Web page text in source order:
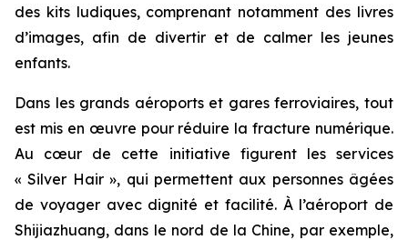
des kits ludiques, comprenant notamment des livres
d’images, afin de divertir et de calmer les jeunes
enfants.
Dans les grands aéroports et gares ferroviaires, tout
est mis en œuvre pour réduire la fracture numérique.
Au cœur de cette initiative figurent les services
« Silver Hair », qui permettent aux personnes âgées
de voyager avec dignité et facilité. À l’aéroport de
Shijiazhuang, dans le nord de la Chine, par exemple,